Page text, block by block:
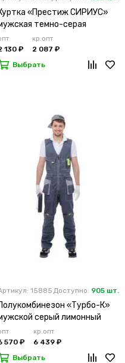
«Престиж СИРИУС»
темно-серая
130 ₽
кр.опт
2 087 ₽
Выбрать
15885 Доступно: 905 шт.
«Турбо-К»
серый лимонный
570 ₽
кр.опт
6 439 ₽
Выбрать